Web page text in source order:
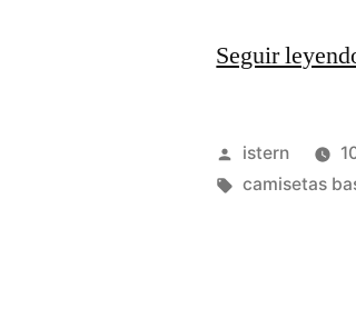
Seguir
Publicado
por
istern
Etiquetas:
camisetas